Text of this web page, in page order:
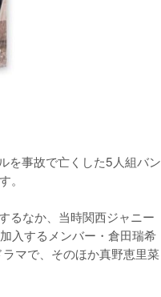
を事故で亡くした5人組バン
るなか、当時関西ジャニー
入するメンバー・倉田瑞希
マで、そのほか真野恵里菜